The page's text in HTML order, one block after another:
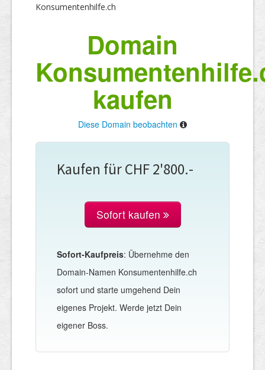
Konsumentenhilfe.ch
Domain
kaufen
Diese Domain beobachten
Kaufen für CHF 2'800.-
Sofort kaufen
Sofort-Kaufpreis: Übernehme den
Domain-Namen Konsumentenhilfe.ch
sofort und starte umgehend Dein
eigenes Projekt. Werde jetzt Dein
eigener Boss.